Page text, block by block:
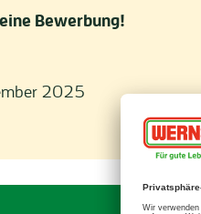
Bewerbung!
2025